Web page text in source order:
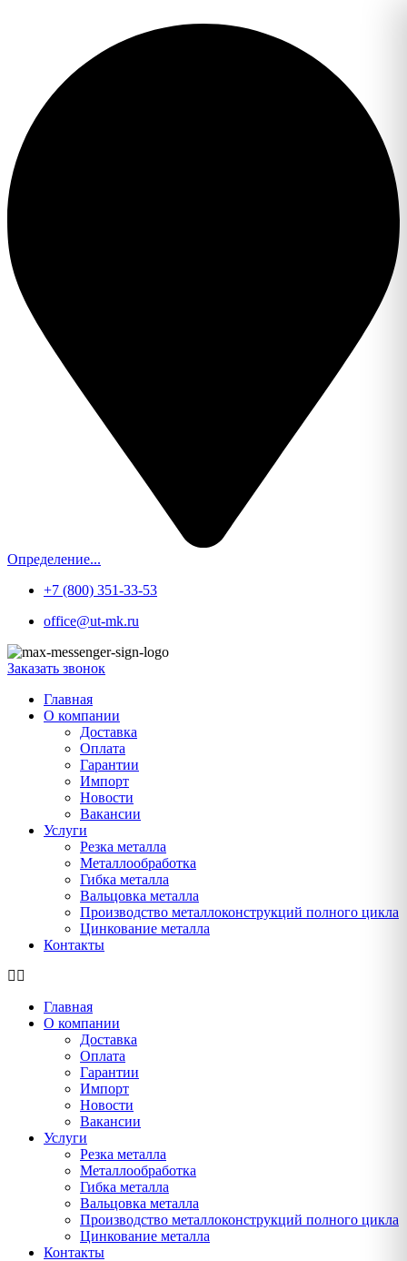
Определение...
+7 (800) 351-33-53
office@ut-mk.ru
Заказать звонок
Главная
О компании
Доставка
Оплата
Гарантии
Импорт
Новости
Вакансии
Услуги
Резка металла
Металлообработка
Гибка металла
Вальцовка металла
Производство металлоконструкций полного цикла
Цинкование металла
Контакты
Главная
О компании
Доставка
Оплата
Гарантии
Импорт
Новости
Вакансии
Услуги
Резка металла
Металлообработка
Гибка металла
Вальцовка металла
Производство металлоконструкций полного цикла
Цинкование металла
Контакты